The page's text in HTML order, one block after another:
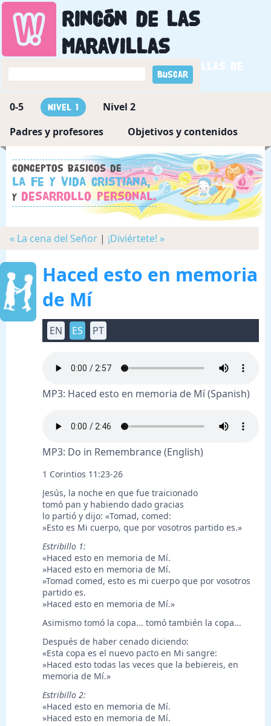
Rincón de las
maravillas
Descubriendo las maravillas de
0-5 Nivel 1
Nivel 2
Padres y profesores
Objetivos y contenidos
Conceptos básicos de
la fe y vida cristiana,
y desarrollo personal.
« La cena del Señor | ¡Diviértete! »
Haced esto en memoria
de Mí
EN ES PT
MP3: Haced esto en memoria de Mí (Spanish)
MP3: Do in Remembrance (English)
1 Corintios 11:23-26
Jesús, la noche en que fue traicionado
tomó pan y habiendo dado gracias
lo partió y dijo: «Tomad, comed:
»Esto es Mi cuerpo, que por vosotros partido es.»
Estribillo 1:
«Haced esto en memoria de Mí.
»Haced esto en memoria de Mí.
»Tomad comed, esto es mi cuerpo que por vosotros
partido es.
»Haced esto en memoria de Mí.»
Asimismo tomó la copa... tomó también la copa...
Después de haber cenado diciendo:
«Esta copa es el nuevo pacto en Mi sangre:
»Haced esto todas las veces que la bebiereis, en
memoria de Mí.»
Estribillo 2:
«Haced esto en memoria de Mí.
»Haced esto en memoria de Mí.